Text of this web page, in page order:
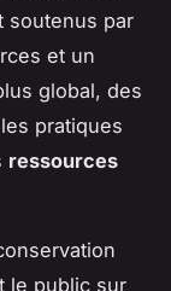
soutenus par
et un
global, des
pratiques
ressources
le public sur